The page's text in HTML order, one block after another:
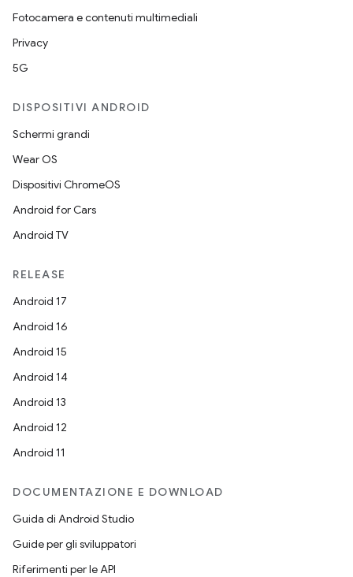
Fotocamera e contenuti multimediali
Privacy
5G
DISPOSITIVI ANDROID
Schermi grandi
Wear OS
Dispositivi ChromeOS
Android for Cars
Android TV
RELEASE
Android 17
Android 16
Android 15
Android 14
Android 13
Android 12
Android 11
DOCUMENTAZIONE E DOWNLOAD
Guida di Android Studio
Guide per gli sviluppatori
Riferimenti per le API